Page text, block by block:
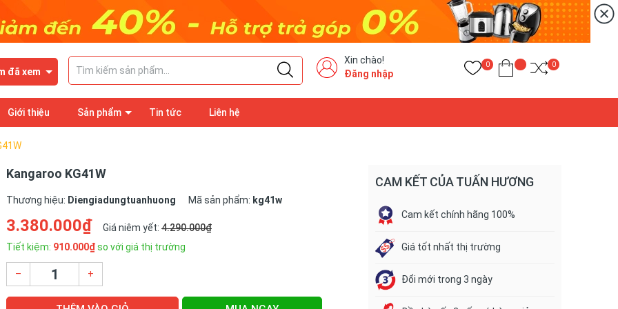
đã xem
Xin chào!
Đăng nhập
0 0
Giới thiệu Sản phẩm Tin tức Liên hệ
Kangaroo KG41W
Thương hiệu: Diengiadungtuanhuong Mã sản phẩm: kg41w
3.380.000₫ Giá niêm yết: 4.290.000₫
Tiết kiệm: 910.000₫so với giá thị trường
– +
CAM KẾT CỦA TUẤN HƯƠNG
Cam kết chính hãng 100%
Giá tốt nhất thị trường
Đổi mới trong 3 ngày